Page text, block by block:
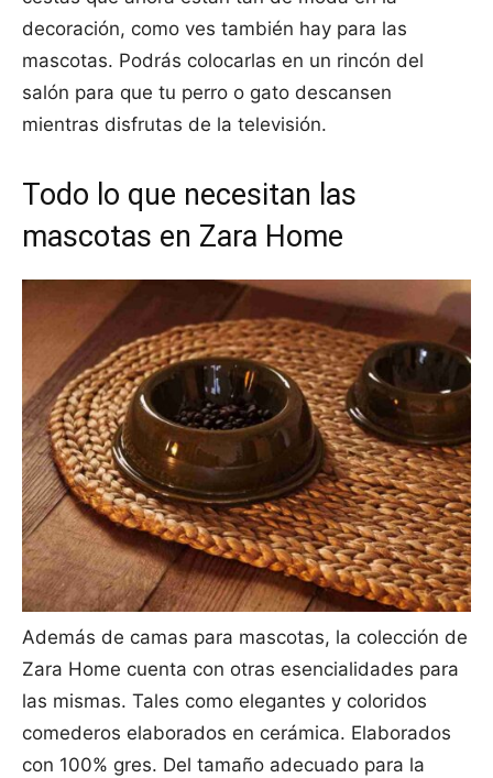
decoración, como ves también hay para las
mascotas. Podrás colocarlas en un rincón del
salón para que tu perro o gato descansen
mientras disfrutas de la televisión.
Todo lo que necesitan las
mascotas en Zara Home
Además de camas para mascotas, la colección de
Zara Home cuenta con otras esencialidades para
las mismas. Tales como elegantes y coloridos
comederos elaborados en cerámica. Elaborados
con 100% gres. Del tamaño adecuado para la